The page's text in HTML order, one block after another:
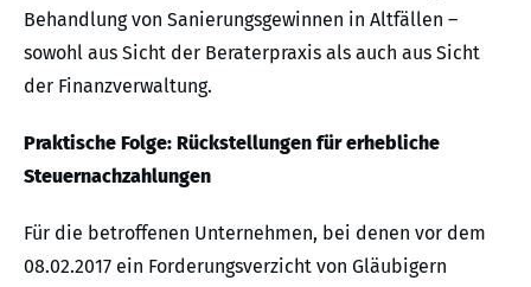
Behandlung von Sanierungsgewinnen in Altfällen –
sowohl aus Sicht der Beraterpraxis als auch aus Sicht
der Finanzverwaltung.
Praktische Folge: Rückstellungen für erhebliche
Steuernachzahlungen
Für die betroffenen Unternehmen, bei denen vor dem
08.02.2017 ein Forderungsverzicht von Gläubigern